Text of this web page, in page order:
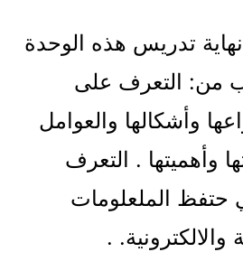
تدريس هذه الوحدة
من: التعرف على
وأشكالها والعوامل
وأهميتها . التعرف
حتفظ الملعلومات
والالكترونية. .